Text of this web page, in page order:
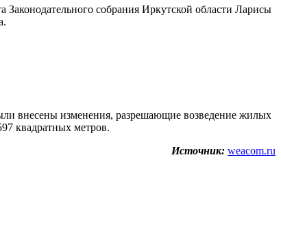
собрания Иркутской области Ларисы
внесены изменения, разрешающие возведение жилых
квадратных метров.
Источник: weacom.ru